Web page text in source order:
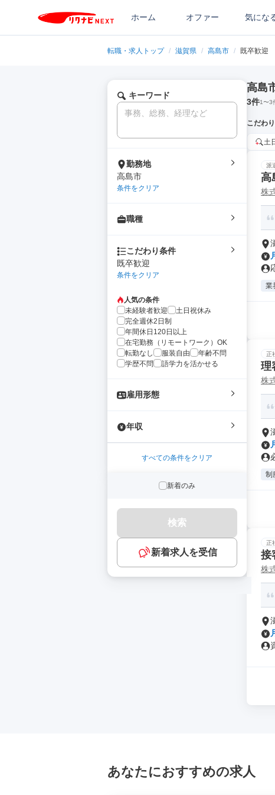
ホーム オファー 気にな
転職・求人トップ / 滋賀県 / 高島市 / 既卒歓迎
キーワード
勤務地
高島市
条件をクリア
職種
こだわり条件
既卒歓迎
条件をクリア
人気の条件
未経験者歓迎
土日祝休み
完全週休2日制
年間休日120日以上
在宅勤務（リモートワーク）OK
転勤なし
服装自由
年齢不問
学歴不問
語学力を活かせる
雇用形態
年収
すべての条件をクリア
新着のみ
検索
新着求人を受信
高島
3件1〜3
こだわ
土
派
高
株
業
正
理
株
制
正
接
株
あなたにおすすめの求人